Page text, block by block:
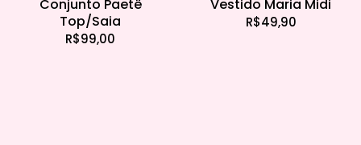
Conjunto Paetê
Top/Saia
R$99,00
Vestido Maria Midi
R$49,90